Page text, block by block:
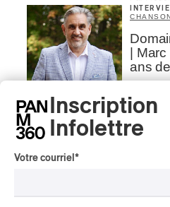
CHANSON
|
ans
Inscription
Infolettre
Votre courriel *